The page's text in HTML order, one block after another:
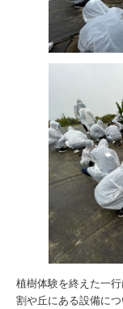
植樹体験を終えた一
割や丘にある設備に